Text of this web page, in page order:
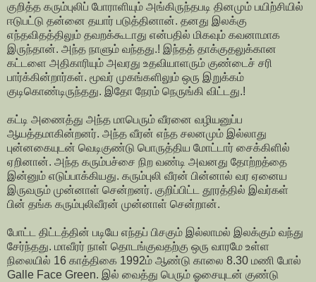
குறித்த கரும்புலிப் போராளியும் அங்கிருந்தபடி தினமும் பயிற்சியில்
ஈடுபட்டு தன்னை தயார் படுத்தினான். தனது இலக்கு
எந்தவிதத்திலும் தவறக்கூடாது என்பதில் மிகவும் கவனாமாக
இருந்தான். அந்த நாளும் வந்தது.! இந்தத் தாக்குதலுக்கான
கட்டளை அதிகாரியும் அவரது உதவியாளரும் குண்டைச் சரி
பார்க்கின்றார்கள். மூவர் முகங்களிலும் ஒரு இறுக்கம்
குடிகொண்டிருந்தது. இதோ நேரம் நெருங்கி விட்டது.!
கட்டி அணைத்து அந்த மாபெரும் வீரனை வழியனுப்ப
ஆயத்தமாகின்றனர். அந்த வீரன் எந்த சலனமும் இல்லாது
புன்னகையுடன் வெடிகுண்டு பொருத்திய மோட்டார் சைக்கிளில்
ஏறினான். அந்த கரும்பச்சை நிற வண்டி அவனது தோற்றத்தை
இன்னும் எடுப்பாக்கியது. கரும்புலி வீரன் பின்னால் வர ஏனைய
இருவரும் முன்னாள் சென்றனர். குறிப்பிட்ட தூரத்தில் இவர்கள்
பின் தங்க கரும்புலிவீரன் முன்னாள் சென்றான்.
போட்ட திட்டத்தின் படியே எந்தப் பிசகும் இல்லாமல் இலக்கும் வந்து
சேர்ந்தது. மாவீரர் நாள் தொடங்குவதற்கு ஒரு வாரமே உள்ள
நிலையில் 16 காத்திகை 1992ம் ஆண்டு காலை 8.30 மணி போல்
Galle Face Green. இல் வைத்து பெரும் ஓசையுடன் குண்டு